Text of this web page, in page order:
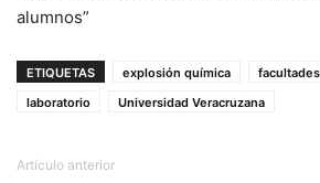
alumnos”
ETIQUETAS explosión química
laboratorio
Universidad Veracruzana
Artículo anterior